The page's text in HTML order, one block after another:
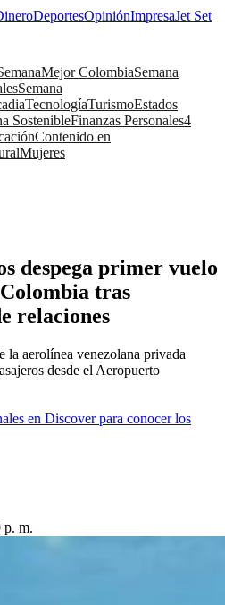
DeportesOpiniónImpresaJet Set
Mejor ColombiaSemana
Semana
TecnologíaTurismoEstados
SostenibleFinanzas Personales4
Contenido en
Mujeres
despega primer vuelo
tras
relaciones
la aerolínea venezolana privada
desde el Aeropuerto
en Discover para conocer los
p. m.